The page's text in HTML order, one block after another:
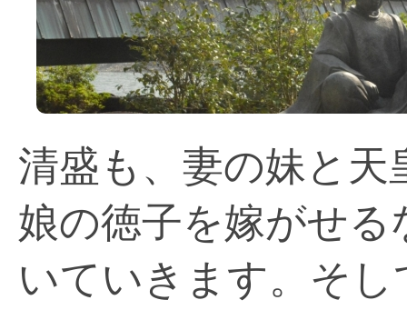
清盛も、妻の妹と
娘の徳子を嫁がせ
いていきます。そ